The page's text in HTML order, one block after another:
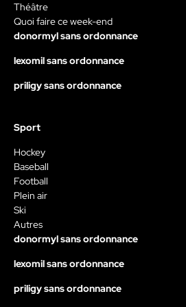
Théâtre
Quoi faire ce week-end
donormyl sans ordonnance
lexomil sans ordonnance
priligy sans ordonnance
Sport
Hockey
Baseball
Football
Plein air
Ski
Autres
donormyl sans ordonnance
lexomil sans ordonnance
priligy sans ordonnance